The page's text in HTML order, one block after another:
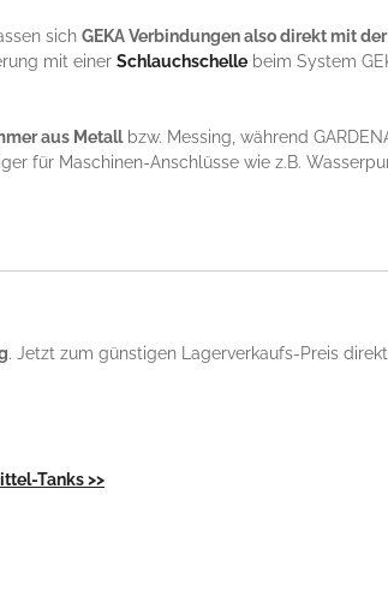
sich GEKA Verbindungen also direkt mit
mit einer Schlauchschelle beim System
aus Metallbzw. Messing, während
für Maschinen-Anschlüsse wie z.B.
. Jetzt zum günstigen Lagerverkaufs-Preis
Tanks >>